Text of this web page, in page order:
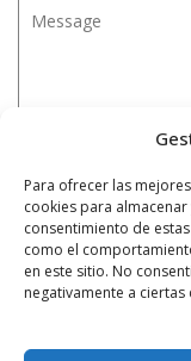
Para ofrecer las
cookies para
consentimiento de
como el
en este sitio. No
negativamente a